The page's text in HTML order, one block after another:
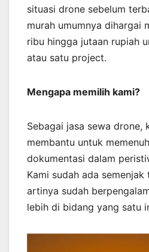
situasi drone sebelum
murah umumnya dihargai
ribu hingga jutaan rupiah
atau satu project.
Mengapa memilih kami?
Sebagai jasa sewa drone,
membantu untuk
dokumentasi dalam
Kami sudah ada semenjak
artinya sudah
lebih di bidang yang satu